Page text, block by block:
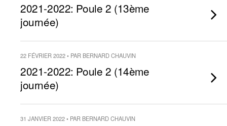
2021-2022: Poule 2 (13ème
journée)
22 FÉVRIER 2022 • PAR BERNARD CHAUVIN
2021-2022: Poule 2 (14ème
journée)
31 JANVIER 2022 • PAR BERNARD CHAUVIN